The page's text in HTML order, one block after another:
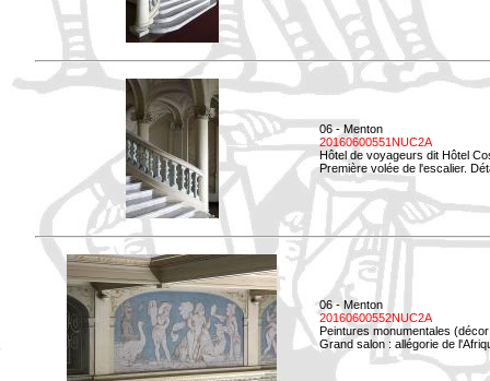
06 - Menton
20160600551NUC2A
Hôtel de voyageurs dit Hôtel
Première volée de l'escalier.
06 - Menton
20160600552NUC2A
Peintures monumentales
Grand salon : allégorie de